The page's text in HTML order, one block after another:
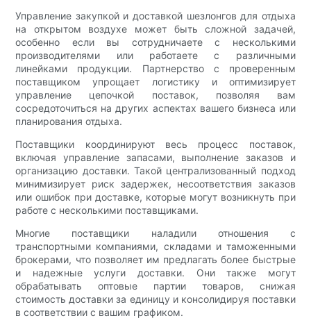
Управление закупкой и доставкой шезлонгов для отдыха
на открытом воздухе может быть сложной задачей,
особенно если вы сотрудничаете с несколькими
производителями или работаете с различными
линейками продукции. Партнерство с проверенным
поставщиком упрощает логистику и оптимизирует
управление цепочкой поставок, позволяя вам
сосредоточиться на других аспектах вашего бизнеса или
планирования отдыха.
Поставщики координируют весь процесс поставок,
включая управление запасами, выполнение заказов и
организацию доставки. Такой централизованный подход
минимизирует риск задержек, несоответствия заказов
или ошибок при доставке, которые могут возникнуть при
работе с несколькими поставщиками.
Многие поставщики наладили отношения с
транспортными компаниями, складами и таможенными
брокерами, что позволяет им предлагать более быстрые
и надежные услуги доставки. Они также могут
обрабатывать оптовые партии товаров, снижая
стоимость доставки за единицу и консолидируя поставки
в соответствии с вашим графиком.